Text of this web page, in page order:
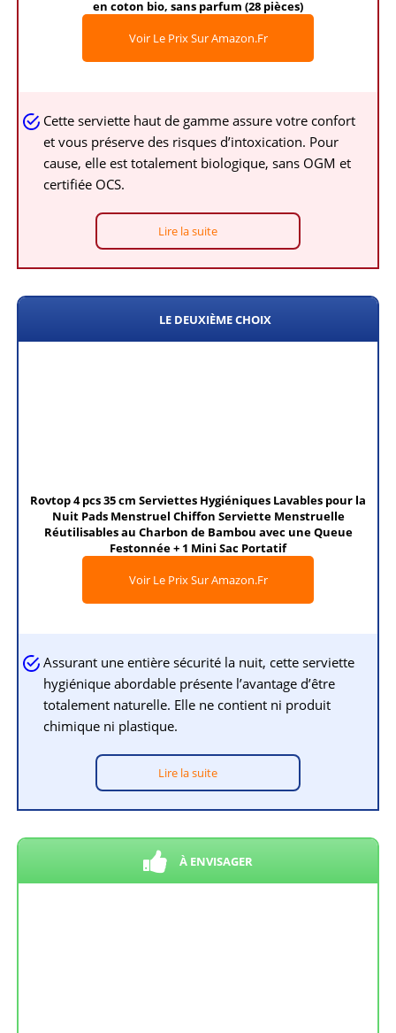
en coton bio, sans parfum (28 pièces)
Voir Le Prix Sur Amazon.fr
Cette serviette haut de gamme assure votre confort
et vous préserve des risques d’intoxication. Pour
cause, elle est totalement biologique, sans OGM et
certifiée OCS.
Lire la suite
LE DEUXIÈME CHOIX
Rovtop 4 pcs 35 cm Serviettes Hygiéniques Lavables pour la
Nuit Pads Menstruel Chiffon Serviette Menstruelle
Réutilisables au Charbon de Bambou avec une Queue
Festonnée + 1 Mini Sac Portatif
Voir Le Prix Sur Amazon.fr
Assurant une entière sécurité la nuit, cette serviette
hygiénique abordable présente l’avantage d’être
totalement naturelle. Elle ne contient ni produit
chimique ni plastique.
Lire la suite
À ENVISAGER